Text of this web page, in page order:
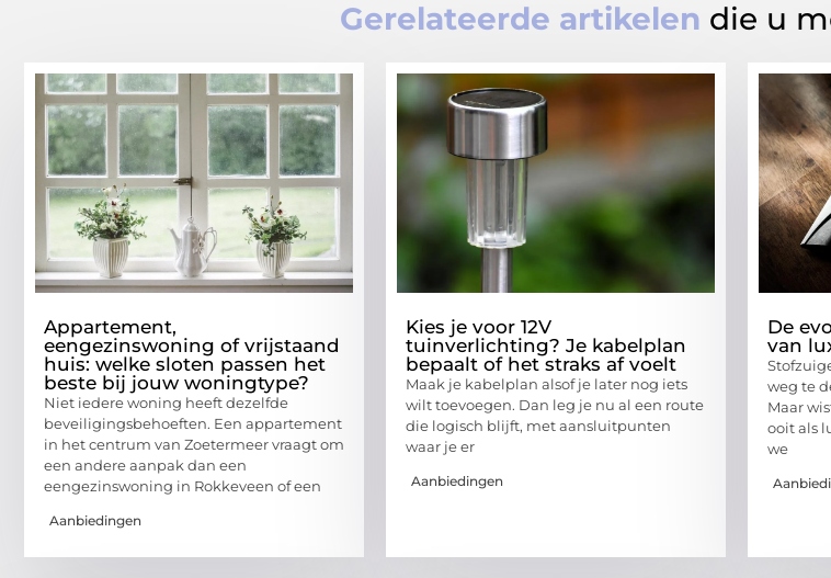
Gerelateerde artikelen die u
Appartement,
eengezinswoning of vrijstaand
huis: welke sloten passen het
beste bij jouw woningtype?
Niet iedere woning heeft dezelfde
beveiligingsbehoeften. Een appartement
in het centrum van Zoetermeer vraagt om
een andere aanpak dan een
eengezinswoning in Rokkeveen of een
Aanbiedingen
Kies je voor 12V
tuinverlichting? Je kabelplan
bepaalt of het straks af voelt
Maak je kabelplan alsof je later nog iets
wilt toevoegen. Dan leg je nu al een route
die logisch blijft, met aansluitpunten
waar je er
Aanbiedingen
De
van
weg te
Maar
ooit als
we